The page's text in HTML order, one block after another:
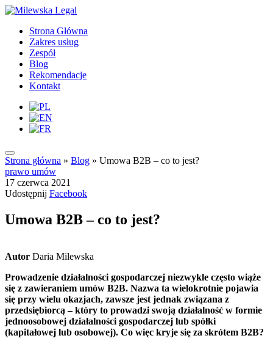
Strona Główna
Zakres usług
Zespół
Blog
Rekomendacje
Kontakt
Strona główna » Blog » Umowa B2B – co to jest?
prawo umów
17 czerwca 2021
Udostępnij Facebook
Umowa B2B – co to jest?
Autor Daria Milewska
Prowadzenie działalności gospodarczej niezwykle często wiąże
się z zawieraniem umów B2B. Nazwa ta wielokrotnie pojawia
się przy wielu okazjach, zawsze jest jednak związana z
przedsiębiorcą – który to prowadzi swoją działalność w formie
jednoosobowej działalności gospodarczej lub spółki
(kapitałowej lub osobowej). Co więc kryje się za skrótem B2B?